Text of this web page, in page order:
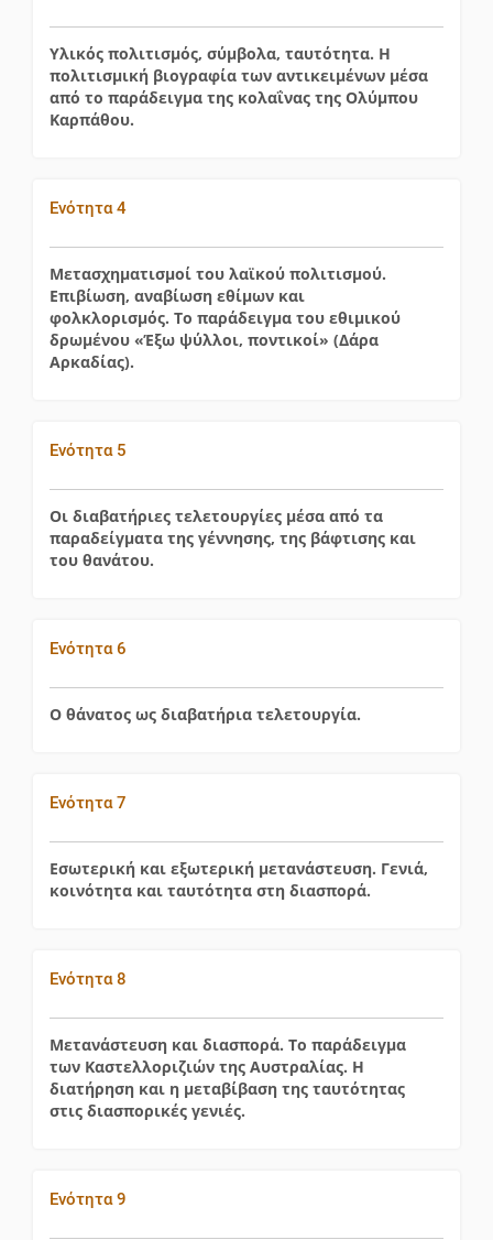
Υλικός πολιτισμός, σύμβολα, ταυτότητα. Η
πολιτισμική βιογραφία των αντικειμένων μέσα
από το παράδειγμα της κολαΐνας της Ολύμπου
Καρπάθου.
Ενότητα 4
Μετασχηματισμοί του λαϊκού πολιτισμού.
Επιβίωση, αναβίωση εθίμων και
φολκλορισμός. Το παράδειγμα του εθιμικού
δρωμένου «Έξω ψύλλοι, ποντικοί» (Δάρα
Αρκαδίας).
Ενότητα 5
Οι διαβατήριες τελετουργίες μέσα από τα
παραδείγματα της γέννησης, της βάφτισης και
του θανάτου.
Ενότητα 6
Ο θάνατος ως διαβατήρια τελετουργία.
Ενότητα 7
Εσωτερική και εξωτερική μετανάστευση. Γενιά,
κοινότητα και ταυτότητα στη διασπορά.
Ενότητα 8
Μετανάστευση και διασπορά. Το παράδειγμα
των Καστελλοριζιών της Αυστραλίας. Η
διατήρηση και η μεταβίβαση της ταυτότητας
στις διασπορικές γενιές.
Ενότητα 9